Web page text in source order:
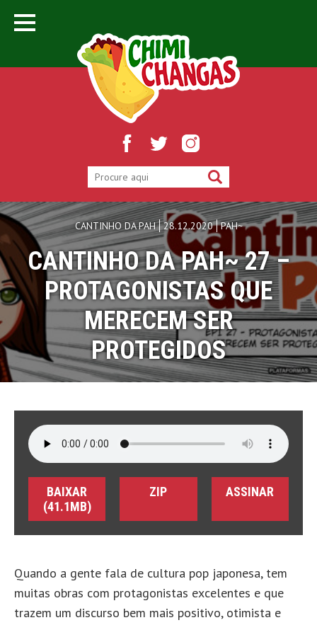
CANTINHO DA PAH 28.12.2020 PAH~
CANTINHO DA PAH~ 27 –
PROTAGONISTAS QUE
MERECEM SER
PROTEGIDOS
BAIXAR
(41.1MB)
ZIP ASSINAR
Quando a gente fala de cultura pop japonesa, tem
muitas obras com protagonistas excelentes e que
trazem um discurso bem mais positivo, otimista e